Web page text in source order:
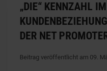
„DIE“ KENNZAHL IM
DER NET
Beitrag veröffentlicht am 09.